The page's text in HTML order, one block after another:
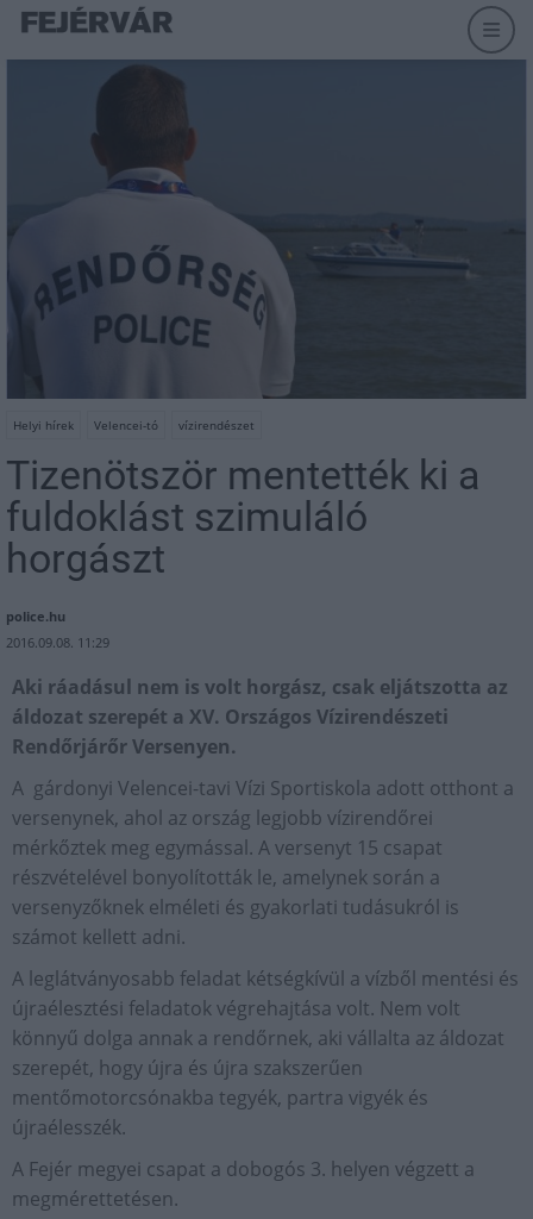
Helyi hírek Velencei-tó vízirendészet
Tizenötször mentették ki a
fuldoklást szimuláló
horgászt
police.hu
2016.09.08. 11:29
Aki ráadásul nem is volt horgász, csak eljátszotta az
áldozat szerepét a XV. Országos Vízirendészeti
Rendőrjárőr Versenyen.
A gárdonyi Velencei-tavi Vízi Sportiskola adott otthont a
versenynek, ahol az ország legjobb vízirendőrei
mérkőztek meg egymással. A versenyt 15 csapat
részvételével bonyolították le, amelynek során a
versenyzőknek elméleti és gyakorlati tudásukról is
számot kellett adni.
A leglátványosabb feladat kétségkívül a vízből mentési és
újraélesztési feladatok végrehajtása volt. Nem volt
könnyű dolga annak a rendőrnek, aki vállalta az áldozat
szerepét, hogy újra és újra szakszerűen
mentőmotorcsónakba tegyék, partra vigyék és
újraélesszék.
A Fejér megyei csapat a dobogós 3. helyen végzett a
megmérettetésen.